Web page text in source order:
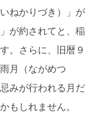
ねかりづき）」が
が約されてと、稲
。さらに、旧暦９
月（ながめつ
みが行われる月だ
もしれません。